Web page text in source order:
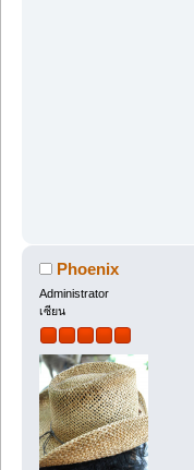
Phoenix
Administrator
เซียน